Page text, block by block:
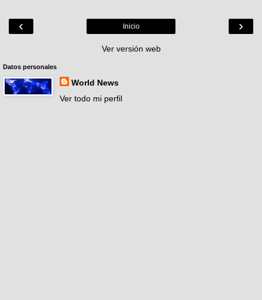
‹ ›
Inicio
Ver versión web
Datos personales
World News
Ver todo mi perfil